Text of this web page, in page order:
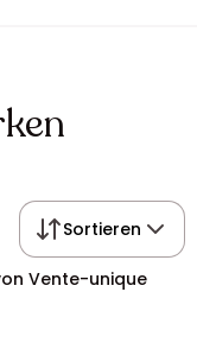
Sortieren
Vente-unique